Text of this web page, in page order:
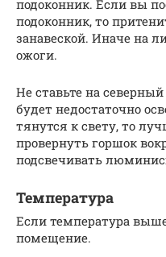
подоконник. Если вы
подоконник, то
занавеской. Иначе на
ожоги.
Не ставьте на
будет недостаточно
тянутся к свету, то
провернуть горшок
подсвечивать
Температура
Если температура
помещение.